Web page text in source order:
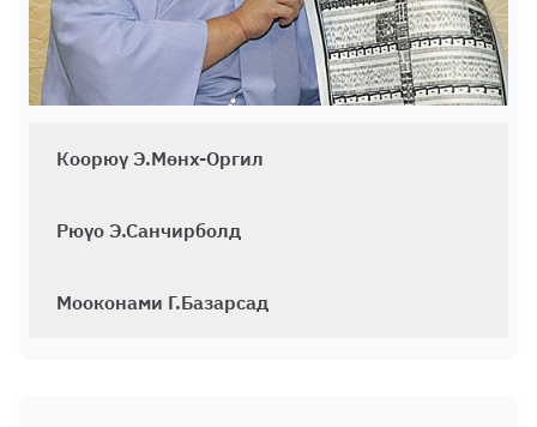
Коорюү Э.Мөнх-Оргил
Рюүо Э.Санчирболд
Мооконами Г.Базарсад